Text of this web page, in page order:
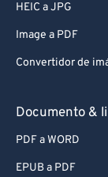
HEIC a JPG
Image a PDF
Convertidor de
Documento &
PDF a WORD
EPUB a PDF